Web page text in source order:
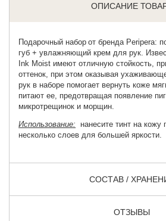
ОПИСАНИЕ
Подарочный набор от бренда Peripera:
губ + увлажняющий крем для рук.
Ink Moist имеют отличную стойкость,
оттенок, при этом оказывая
рук в наборе помогает вернуть коже
питают ее, предотвращая появление
микротрещинок и морщин.
Использование: нанесите тинт на кожу
несколько слоев для большей яркости.
СОСТАВ /
ОТЗЫВЫ